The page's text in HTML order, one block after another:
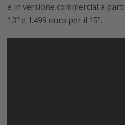
e in versione commercial a
13’’ e 1.499 euro per il 15’’.